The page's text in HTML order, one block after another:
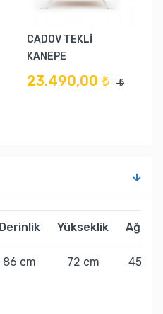
CADOV TEKLİ
KANEPE
23.490,00 ₺ ₺
Derinlik Yükseklik Ağırlık
86 cm 72 cm 45 kg